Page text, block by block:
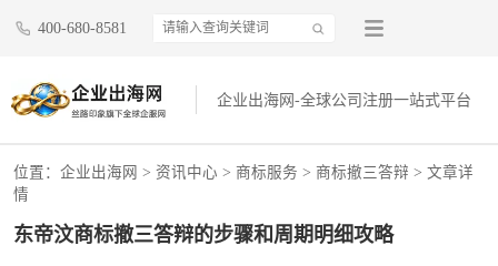
400-680-8581
企业出海网-全球公司注册一站式平台
位置： 企业出海网 > 资讯中心 > 商标服务 > 商标撤三答辩 > 文章详
情
东帝汶商标撤三答辩的步骤和周期明细攻略